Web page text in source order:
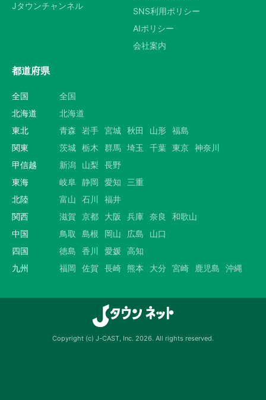
Jタウンチャンネル
SNS利用ポリシー
AIポリシー
会社案内
都道府県
全国
全国
北海道
北海道
東北
青森 岩手 宮城 秋田 山形 福島
関東
茨城 栃木 群馬 埼玉 千葉 東京 神奈川
甲信越
新潟 山梨
長野
東海
岐阜 静岡 愛知
三重
北陸
富山 石川
福井
関西
滋賀 京都 大阪 兵庫 奈良
和歌山
中国
鳥取 島根 岡山 広島
山口
四国
徳島 香川 愛媛 高知
九州
福岡 佐賀 長崎 熊本 大分 宮崎 鹿児島 沖縄
Copyright (c) J-CAST, Inc. 2026. All rights reserved.